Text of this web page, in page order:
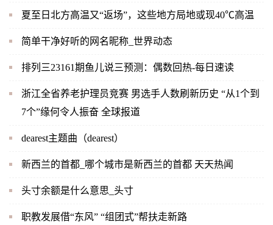
夏至日北方高温又“返场”，这些地方局地或现40℃高温
简单干净好听的网名昵称_世界动态
排列三23161期鱼儿说三预测：偶数回热-每日速读
浙江全省养老护理员竞赛 男选手人数刷新历史 “从1个到
7个”缘何令人振奋 全球报道
dearest主题曲（dearest）
新西兰的首都_哪个城市是新西兰的首都 天天热闻
头寸余额是什么意思_头寸
职教发展借“东风” “组团式”帮扶走新路